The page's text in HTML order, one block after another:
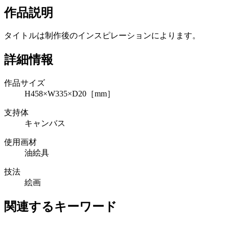
作品説明
タイトルは制作後のインスピレーションによります。
詳細情報
作品サイズ
H458×W335×D20［mm］
支持体
キャンバス
使用画材
油絵具
技法
絵画
関連するキーワード